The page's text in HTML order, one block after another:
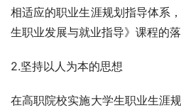
相适应的职业生涯规划指导体系
生职业发展与就业指导》课程的落
2.坚持以人为本的思想
在高职院校实施大学生职业生涯